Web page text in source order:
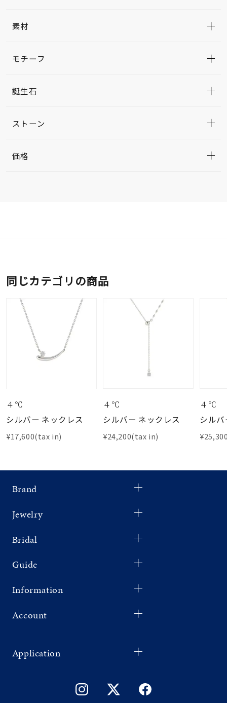
素材
モチーフ
誕生石
ストーン
価格
同じカテゴリの商品
４℃
シルバー ネックレス
¥17,600(tax in)
４℃
シルバー ネックレス
¥24,200(tax in)
４℃
シル
Brand
Jewelry
Bridal
Guide
Information
Account
Application